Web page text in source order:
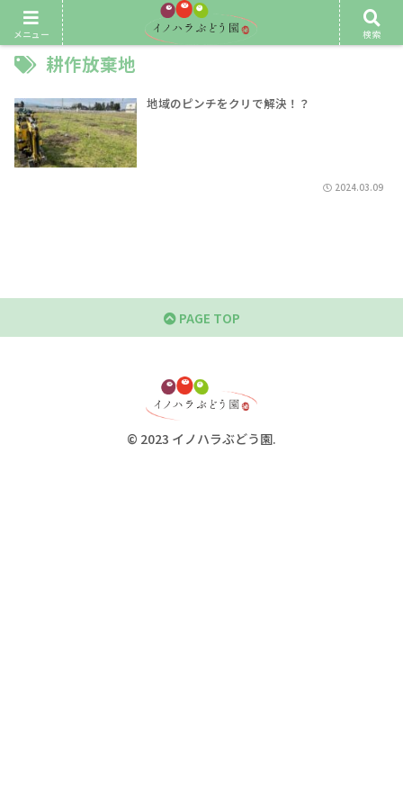
耕作放棄地
地域のピンチをクリで解決！？
2024.03.09
PAGE TOP
© 2023 イノハラぶどう園.
メニュー 検索